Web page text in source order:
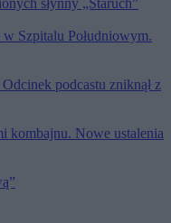
Szpitalu Południowym.
podcastu zniknął z
kombajnu. Nowe ustalenia